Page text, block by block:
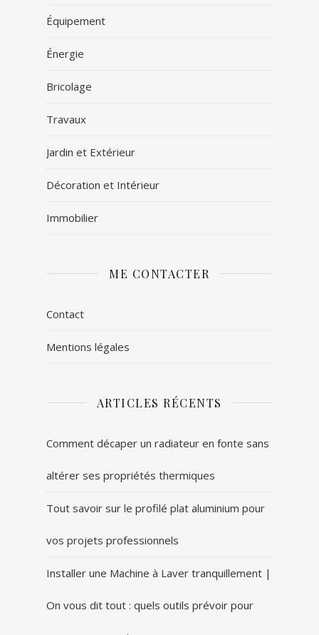
Équipement
Énergie
Bricolage
Travaux
Jardin et Extérieur
Décoration et Intérieur
Immobilier
ME CONTACTER
Contact
Mentions légales
ARTICLES RÉCENTS
Comment décaper un radiateur en fonte sans
altérer ses propriétés thermiques
Tout savoir sur le profilé plat aluminium pour
vos projets professionnels
Installer une Machine à Laver tranquillement |
On vous dit tout : quels outils prévoir pour